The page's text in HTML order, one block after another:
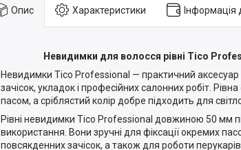
Опис Характеристики Інформація
Невидимки для волосся рівні Tico
Невидимки Tico Professional — практичний аксесуар
зачісок, укладок і професійних салонних робіт.
пасом, а сріблястий колір добре підходить для
Рівні невидимки Tico Professional довжиною 50 мм
використання. Вони зручні для фіксації окремих
повсякденних зачісок, а також для роботи перукарів і